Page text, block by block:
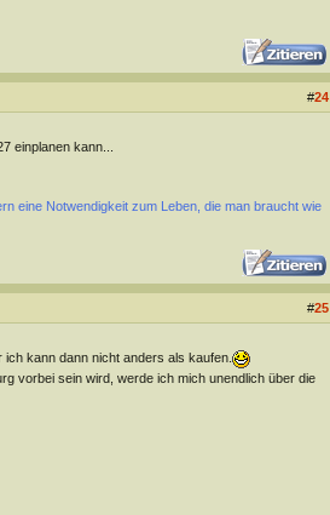
#24
einplanen kann...
eine Notwendigkeit zum Leben, die man braucht wie
#25
kann dann nicht anders als kaufen.
vorbei sein wird, werde ich mich unendlich über die